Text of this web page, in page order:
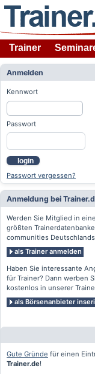
Trainer
Anmelden
Kennwort
Passwort
login
Passwort vergessen?
Anmeldung bei
Werden Sie Mitglied in
größten
communities
als Trainer anmelden
Haben Sie interessante
für Trainer? Dann werben
kostenlos in unserer
als Börsenanbieter
Gute Gründe für einen
Trainer.de!